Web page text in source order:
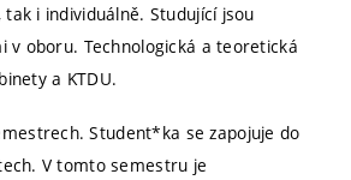
i individuálně. Studující jsou
v oboru. Technologická a teoretická
a KTDU.
Student*ka se zapojuje do
V tomto semestru je